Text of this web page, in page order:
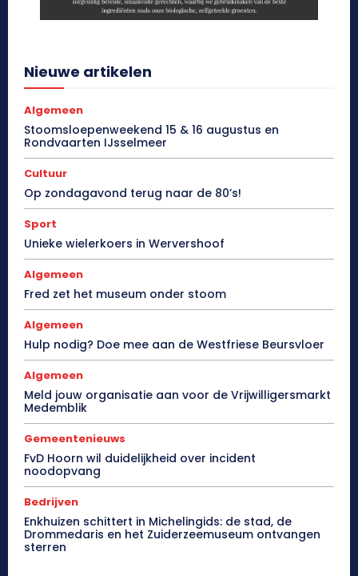
Nieuwe artikelen
Algemeen
Stoomsloepenweekend 15 & 16 augustus en
Rondvaarten IJsselmeer
Cultuur
Op zondagavond terug naar de 80’s!
Sport
Unieke wielerkoers in Wervershoof
Algemeen
Fred zet het museum onder stoom
Algemeen
Hulp nodig? Doe mee aan de Westfriese Beursvloer
Algemeen
Meld jouw organisatie aan voor de Vrijwilligersmarkt
Medemblik
Gemeentenieuws
FvD Hoorn wil duidelijkheid over incident
noodopvang
Bedrijven
Enkhuizen schittert in Michelingids: de stad, de
Drommedaris en het Zuiderzeemuseum ontvangen
sterren